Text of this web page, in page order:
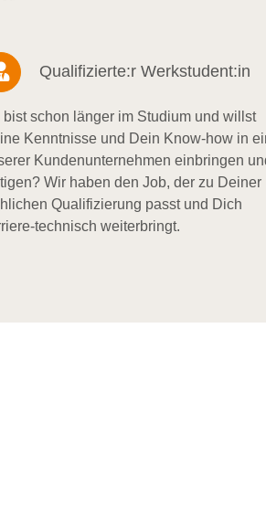
Qualifizierte:r Werkstudent:in
bist schon länger im Studium und willst
Kenntnisse und Dein Know-how in
Kundenunternehmen einbringen
Wir haben den Job, der zu Deiner
Qualifizierung passt und Dich
technisch weiterbringt.